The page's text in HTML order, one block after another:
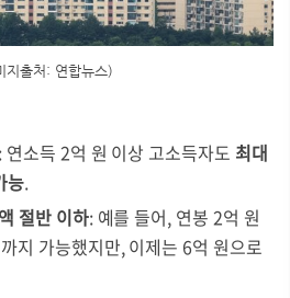
지출처: 연합뉴스)
연소득 2억 원 이상 고소득자도 최대
능.
절반 이하: 예를 들어, 연봉 2억 원
지 가능했지만, 이제는 6억 원으로